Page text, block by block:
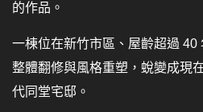
的作品。
一棟位在新竹市區、屋齡超過 40
整體翻修與風格重塑，蛻變成現
代同堂宅邸。